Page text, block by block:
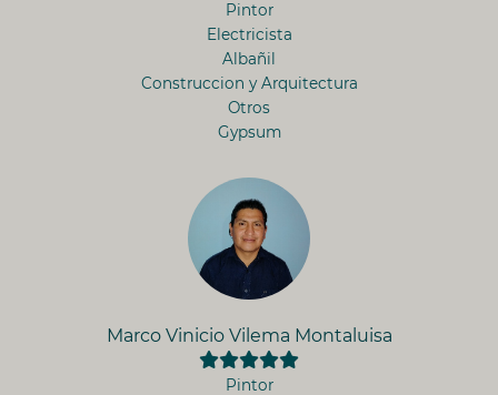
Pintor
Electricista
Albañil
Construccion y Arquitectura
Otros
Gypsum
Marco Vinicio Vilema Montaluisa
Pintor